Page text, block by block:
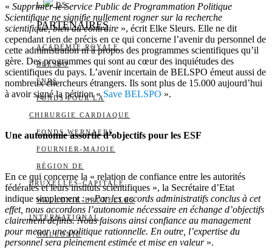
I DS
PARTENAIRES
ACADÉMIE ROYALE
BELSPO
FNRS
FONDS POUR LA
CHIRURGIE CARDIAQUE
FONDS WERNAERS
FOURNIER-MAJOIE
RÉGION DE
BRUXELLES-CAPITALE
WALLONIE-BRUXELLES
INTERNATIONAL
WALLONIE
« Supprimer le Service Public de Programmation Politique
Scientifique ne signifie nullement rogner sur la recherche
scientifique, bien au contraire », écrit Elke Sleurs. Elle ne dit
cependant rien de précis en ce qui concerne l’avenir du personnel de
cette administration ni à propos des programmes scientifiques qu’il
gère. Des programmes qui sont au cœur des inquiétudes des
scientifiques du pays. L’avenir incertain de BELSPO émeut aussi de
nombreux chercheurs étrangers. Ils sont plus de 15.000 aujourd’hui
à avoir signé la pétition « Save BELSPO ».
Une autonomie assortie d’objectifs pour les ESF
En ce qui concerne la « relation de confiance entre les autorités
fédérales et leurs instituts scientifiques », la Secrétaire d’Etat
indique simplement : «Par les accords administratifs conclus à cet
effet, nous accordons l’autonomie nécessaire en échange d’objectifs
clairement définis. Nous faisons ainsi confiance au management
pour mener une politique rationnelle. En outre, l’expertise du
personnel sera pleinement estimée et mise en valeur ».